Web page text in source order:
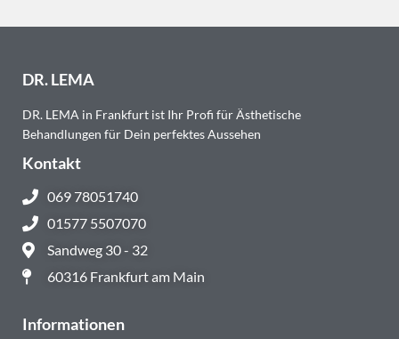
DR. LEMA
DR. LEMA in Frankfurt ist Ihr Profi für Ästhetische
Behandlungen für Dein perfektes Aussehen
Kontakt
069 78051740
01577 5507070
Sandweg 30 - 32
60316 Frankfurt am Main
Informationen